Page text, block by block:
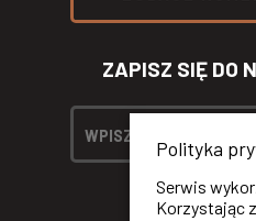
ZAPISZ SIĘ DO
Polityka
Serwis
Korzystając